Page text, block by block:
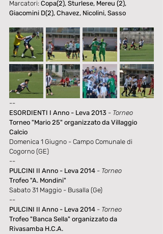
Marcatori: Copa(2), Sturlese, Mereu (2),
Giacomini D(2), Chavez, Nicolini, Sasso
--
ESORDIENTI I Anno - Leva 2013 - Torneo
Torneo "Mario 25" organizzato da Villaggio
Calcio
Domenica 1 Giugno - Campo Comunale di
Cogorno (GE)
--
PULCINI II Anno - Leva 2014 - Torneo
Trofeo "A. Mondini"
Sabato 31 Maggio - Busalla (Ge)
--
PULCINI II Anno - Leva 2014 - Torneo
Trofeo "Banca Sella" organizzato da
Rivasamba H.C.A.